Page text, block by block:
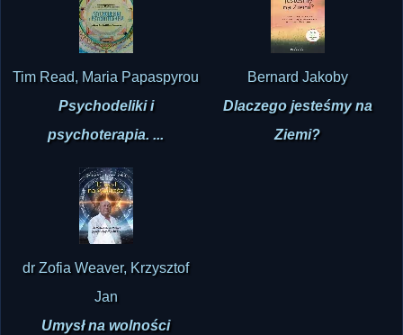
psychoterapia. ...